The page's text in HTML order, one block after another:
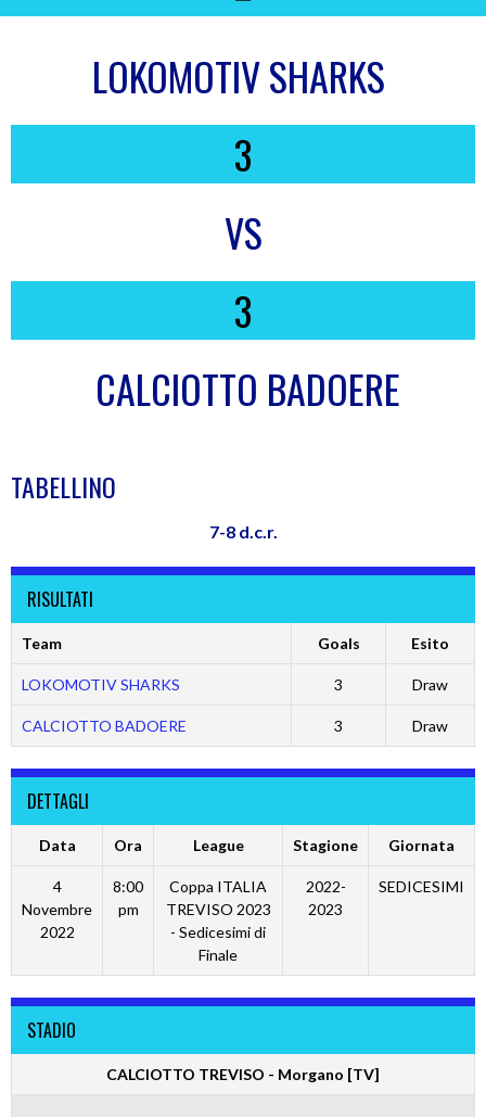
LOKOMOTIV SHARKS
3
VS
3
CALCIOTTO BADOERE
TABELLINO
7-8 d.c.r.
RISULTATI
Team Goals Esito
LOKOMOTIV SHARKS 3 Draw
CALCIOTTO BADOERE 3 Draw
DETTAGLI
Data Ora League Stagione Giornata
4
Novembre
2022
8:00
pm
Coppa ITALIA
TREVISO 2023
- Sedicesimi di
Finale
2022-
2023
SEDICESIMI
STADIO
CALCIOTTO TREVISO - Morgano [TV]